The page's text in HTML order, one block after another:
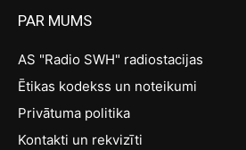
PAR MUMS
AS "Radio SWH" radiostacijas
Ētikas kodekss un noteikumi
Privātuma politika
Kontakti un rekvizīti